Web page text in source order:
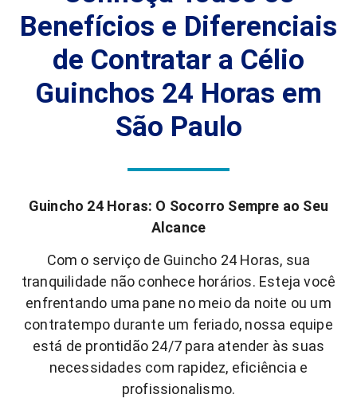
Benefícios e Diferenciais
de Contratar a Célio
Guinchos 24 Horas em
São Paulo
Guincho 24 Horas: O Socorro Sempre ao Seu
Alcance
Com o serviço de Guincho 24 Horas, sua
tranquilidade não conhece horários. Esteja você
enfrentando uma pane no meio da noite ou um
contratempo durante um feriado, nossa equipe
está de prontidão 24/7 para atender às suas
necessidades com rapidez, eficiência e
profissionalismo.